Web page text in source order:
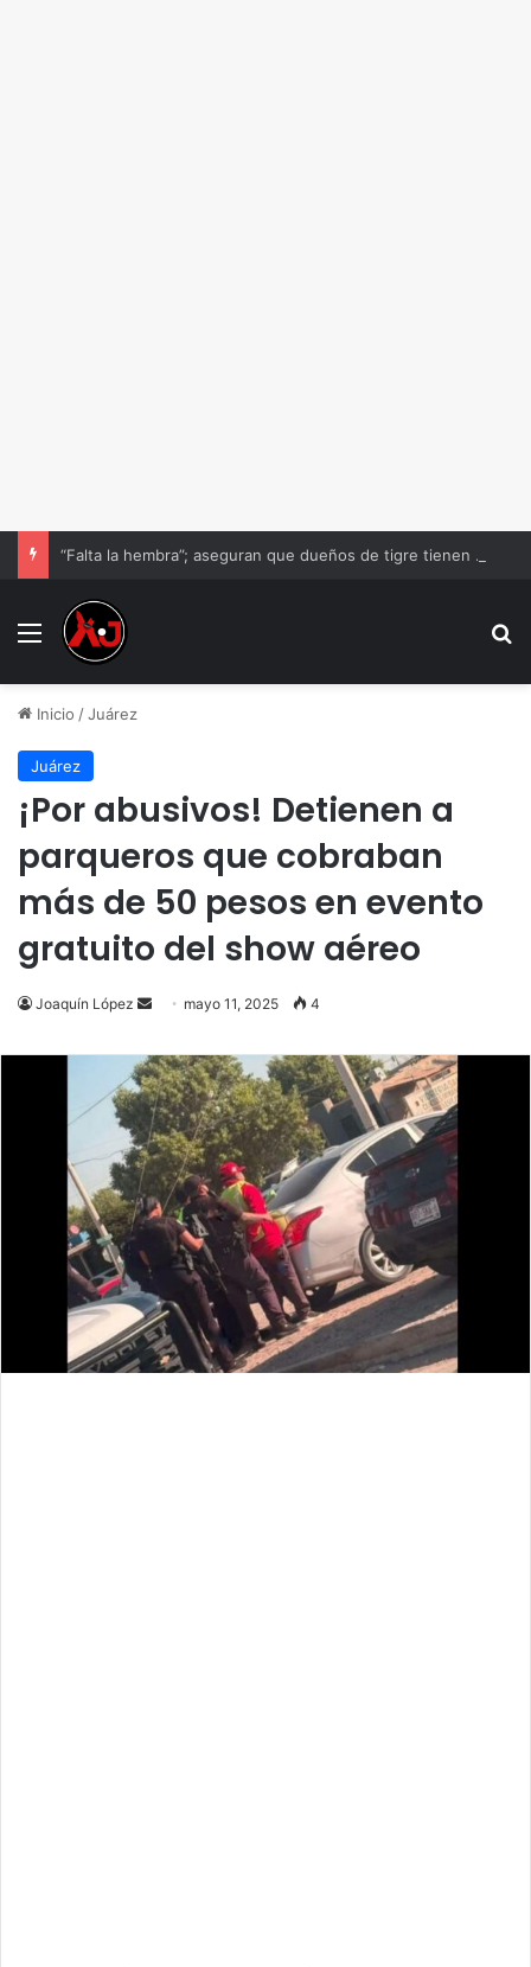
“Falta la hembra”; aseguran que dueños de tigre tienen otro ejemplar
Menu
Inicio /Juárez
Juárez
¡Por abusivos! Detienen a
parqueros que cobraban
más de 50 pesos en evento
gratuito del show aéreo
Joaquín López
Send
email
mayo 11, 2025 4